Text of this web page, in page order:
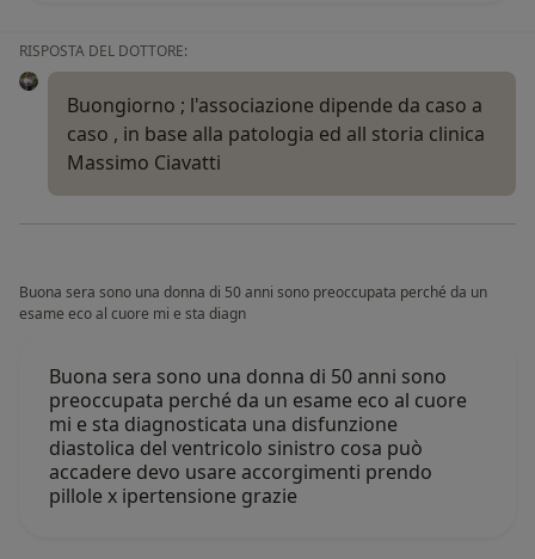
RISPOSTA DEL DOTTORE:
Buongiorno ; l'associazione dipende da caso a
caso , in base alla patologia ed all storia clinica
Massimo Ciavatti
Buona sera sono una donna di 50 anni sono preoccupata perché da un
esame eco al cuore mi e sta diagn
Buona sera sono una donna di 50 anni sono
preoccupata perché da un esame eco al cuore
mi e sta diagnosticata una disfunzione
diastolica del ventricolo sinistro cosa può
accadere devo usare accorgimenti prendo
pillole x ipertensione grazie